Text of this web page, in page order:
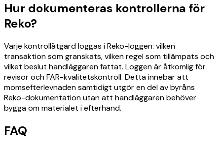
Hur dokumenteras kontrollerna för
Reko?
Varje kontrollåtgärd loggas i Reko-loggen: vilken
transaktion som granskats, vilken regel som tillämpats och
vilket beslut handläggaren fattat. Loggen är åtkomlig för
revisor och FAR-kvalitetskontroll. Detta innebär att
momsefterlevnaden samtidigt utgör en del av byråns
Reko-dokumentation utan att handläggaren behöver
bygga om materialet i efterhand.
FAQ